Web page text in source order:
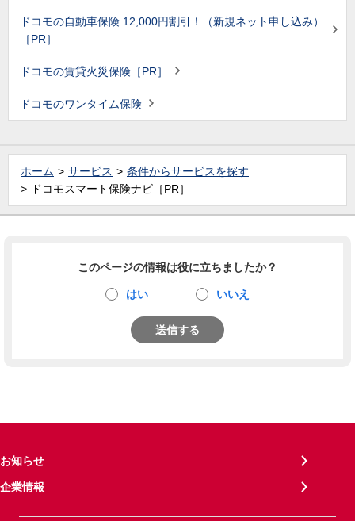
ドコモの自動車保険 12,000円割引！（新規ネット申し込み）
［PR］
ドコモの賃貸火災保険［PR］
ドコモのワンタイム保険
ホーム サービス
条件からサービスを探す
ドコモスマート保険ナビ［PR］
このページの情報は役に立ちましたか？
はい いいえ
送信する
お知らせ
企業情報